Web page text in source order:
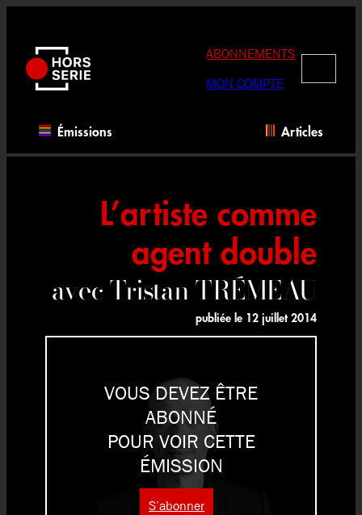
contenu
ABONNEMENTS
MON COMPTE
Émissions Articles
L’artiste comme
agent double
avec Tristan TRÉMEAU
publiée le 12 juillet 2014
VOUS DEVEZ ÊTRE
ABONNÉ
POUR VOIR CETTE
ÉMISSION
S’abonner